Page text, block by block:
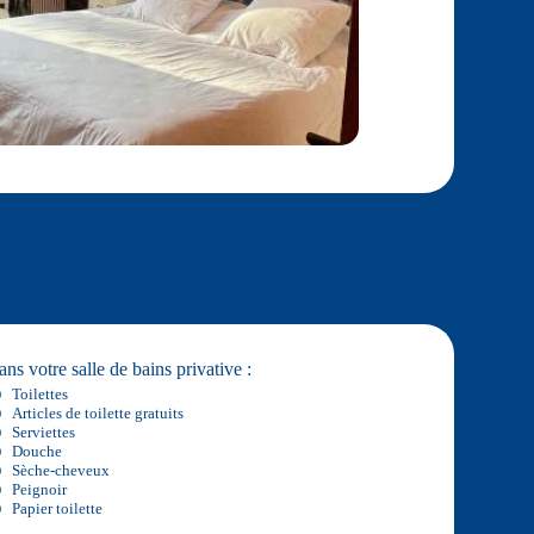
votre salle de bains privative :
Toilettes
Articles de toilette gratuits
Serviettes
Douche
Sèche-cheveux
Peignoir
Papier toilette